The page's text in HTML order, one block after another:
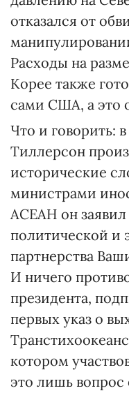
отказался от
Расходы на
Корее также
сами США, а это
Что и говорить:
Тиллерсон
исторические
министрами
АСЕАН он
политической и
партнерства
И ничего
президента,
первых указ о
котором
это лишь